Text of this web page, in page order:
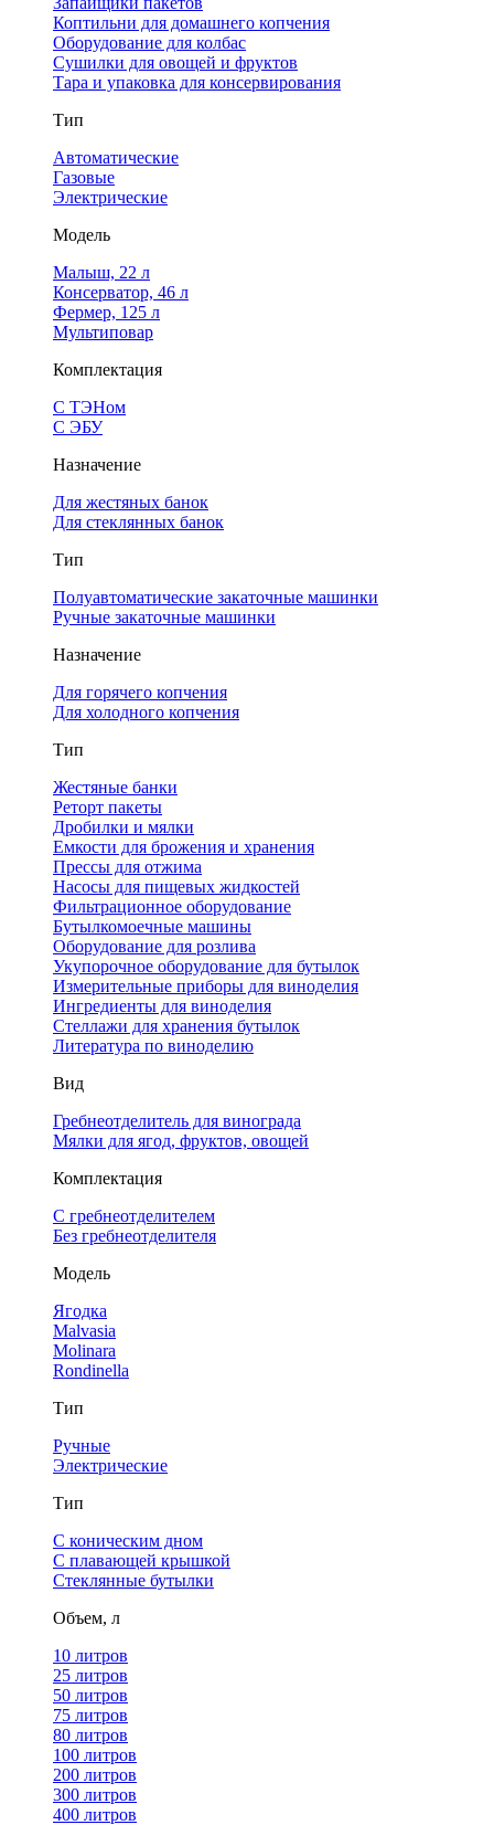
Коптильни для домашнего копчения
Оборудование для колбас
Сушилки для овощей и фруктов
Тара и упаковка для консервирования
Тип
Автоматические
Газовые
Электрические
Модель
Малыш, 22 л
Консерватор, 46 л
Фермер, 125 л
Мультиповар
Комплектация
С ТЭНом
С ЭБУ
Назначение
Для жестяных банок
Для стеклянных банок
Тип
Полуавтоматические закаточные машинки
Ручные закаточные машинки
Назначение
Для горячего копчения
Для холодного копчения
Тип
Жестяные банки
Реторт пакеты
Дробилки и мялки
Емкости для брожения и хранения
Прессы для отжима
Насосы для пищевых жидкостей
Фильтрационное оборудование
Бутылкомоечные машины
Оборудование для розлива
Укупорочное оборудование для бутылок
Измерительные приборы для виноделия
Ингредиенты для виноделия
Стеллажи для хранения бутылок
Литература по виноделию
Вид
Гребнеотделитель для винограда
Мялки для ягод, фруктов, овощей
Комплектация
С гребнеотделителем
Без гребнеотделителя
Модель
Ягодка
Malvasia
Molinara
Rondinella
Тип
Ручные
Электрические
Тип
С коническим дном
С плавающей крышкой
Стеклянные бутылки
Объем, л
10 литров
25 литров
50 литров
75 литров
80 литров
100 литров
200 литров
300 литров
400 литров